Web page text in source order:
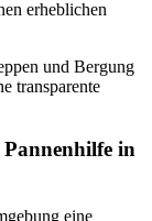
erheblichen
und Bergung
transparente
in
eine